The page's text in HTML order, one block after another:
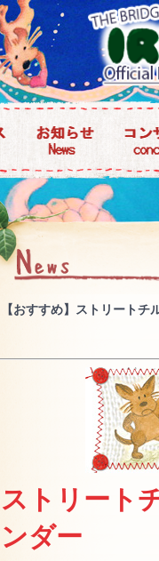
【おすすめ】ストリート
ストリート
ンダー